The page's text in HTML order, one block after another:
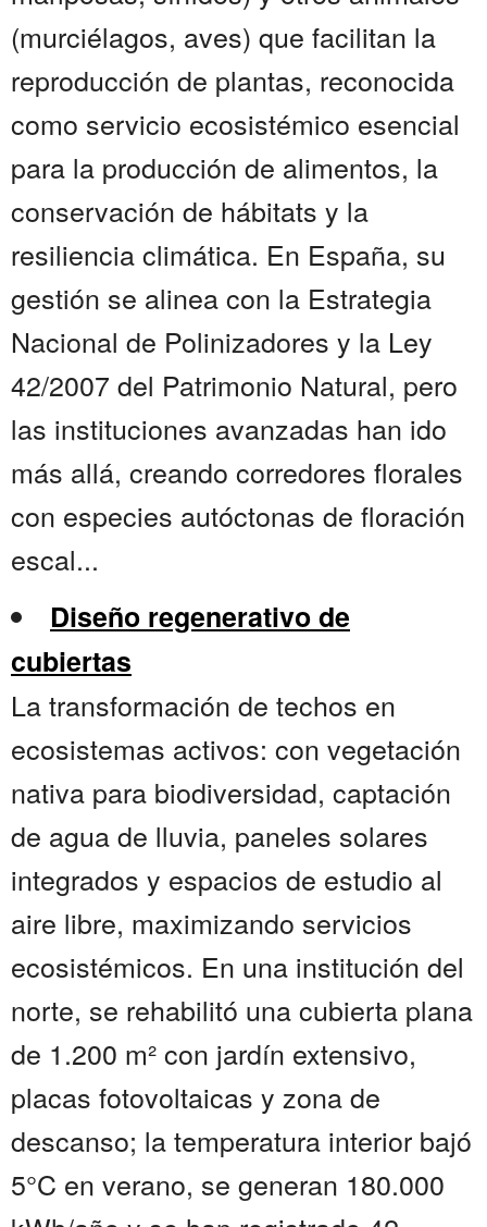
(murciélagos, aves) que facilitan la
reproducción de plantas, reconocida
como servicio ecosistémico esencial
para la producción de alimentos, la
conservación de hábitats y la
resiliencia climática. En España, su
gestión se alinea con la Estrategia
Nacional de Polinizadores y la Ley
42/2007 del Patrimonio Natural, pero
las instituciones avanzadas han ido
más allá, creando corredores florales
con especies autóctonas de floración
escal...
Diseño regenerativo de
cubiertas
La transformación de techos en
ecosistemas activos: con vegetación
nativa para biodiversidad, captación
de agua de lluvia, paneles solares
integrados y espacios de estudio al
aire libre, maximizando servicios
ecosistémicos. En una institución del
norte, se rehabilitó una cubierta plana
de 1.200 m² con jardín extensivo,
placas fotovoltaicas y zona de
descanso; la temperatura interior bajó
5°C en verano, se generan 180.000